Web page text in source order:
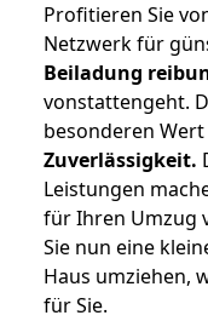
Profitieren Sie
Netzwerk für
Beiladung
vonstattengeht.
besonderen
Zuverlässigkeit.
Leistungen
für Ihren Umzug
Sie nun eine
Haus umziehen,
für Sie.